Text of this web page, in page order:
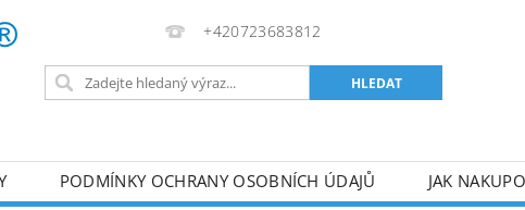
+420723683812
PODMÍNKY OCHRANY OSOBNÍCH ÚDAJŮ JAK